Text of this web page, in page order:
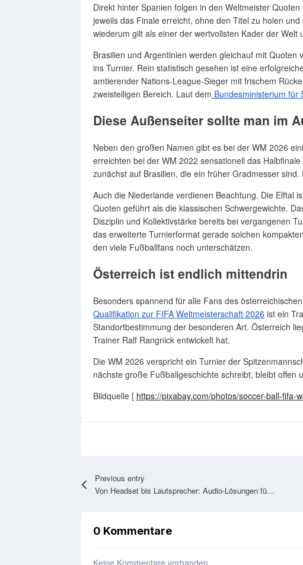
Direkt hinter Spanien folgen in den Weltmeister
jeweils das Finale erreicht, ohne den Titel zu holen
wiederum gilt als einer der wertvollsten Kader der
Brasilien und Argentinien werden gleichauf mit
ins Turnier. Rein statistisch gesehen ist eine
amtierender Nations-League-Sieger mit frischem
zweistelligen Bereich. Laut dem Bundesministerium für
Diese Außenseiter sollte man im
Neben den großen Namen gibt es bei der WM 2026
erreichten bei der WM 2022 sensationell das
zunächst auf Brasilien, die ein früher Gradmesser
Auch die Niederlande verdienen Beachtung. Die Elftal
Quoten geführt als die klassischen Schwergewichte.
Disziplin und Kollektivstärke bereits bei vergangenen
das erweiterte Turnierformat gerade solchen
den viele Fußballfans noch unterschätzen.
Österreich ist endlich mittendrin
Besonders spannend für alle Fans des
Qualifikation zur FIFA Weltmeisterschaft 2026 ist ein
Standortbestimmung der besonderen Art. Österreich
Trainer Ralf Rangnick entwickelt hat.
Die WM 2026 verspricht ein Turnier der
nächste große Fußballgeschichte schreibt, bleibt offen
Bildquelle [ https://pixabay.com/photos/soccer-ball-fifa-
Previous entry
Von Headset bis Lautsprecher: Audio-Lösungen für moderne Arbeitsumgebungen
0 Kommentare